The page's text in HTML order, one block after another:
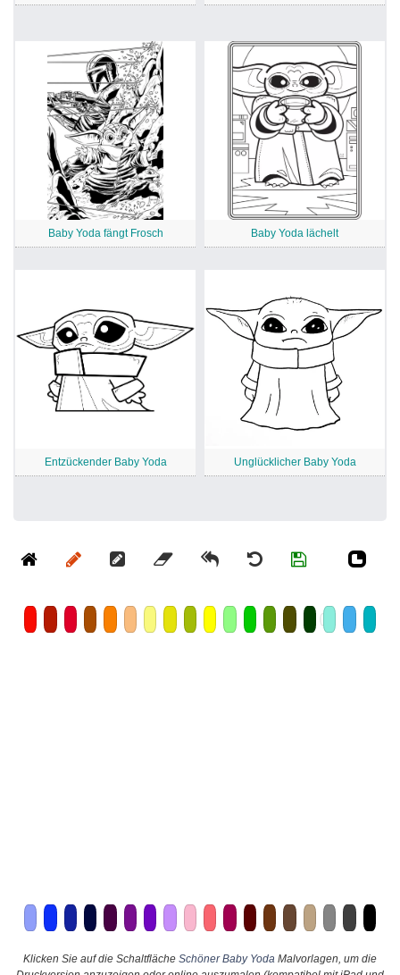
Baby Yoda fängt Frosch Baby Yoda lächelt
Entzückender Baby Yoda Unglücklicher Baby Yoda
Klicken Sie auf die Schaltfläche Schöner Baby Yoda Malvorlagen, um die